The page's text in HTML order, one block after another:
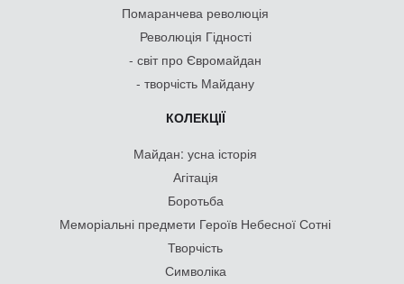
Помаранчева революція
Революція Гідності
- світ про Євромайдан
- творчість Майдану
КОЛЕКЦІЇ
Майдан: усна історія
Агітація
Боротьба
Меморіальні предмети Героїв Небесної Сотні
Творчість
Символіка